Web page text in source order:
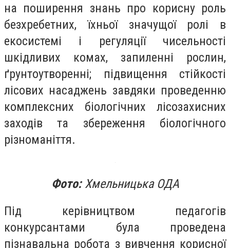
на поширення знань про корисну роль
безхребетних, їхньої значущої ролі в
екосистемі і регуляції чисельності
шкідливих комах, запиленні рослин,
ґрунтоутворенні; підвищення стійкості
лісових насаджень завдяки проведенню
комплексних біологічних лісозахисних
заходів та збереження біологічного
різноманіття.
Фото:Хмельницька ОДА
Під керівництвом педагогів
конкурсантами була проведена
пізнавальна робота з вивчення корисної